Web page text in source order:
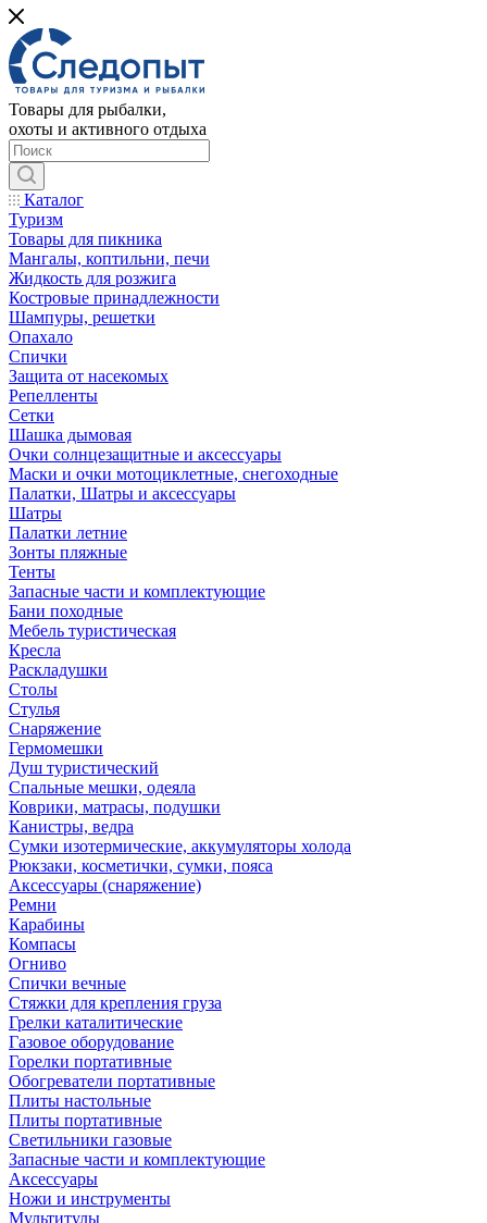
Товары для рыбалки,
охоты и активного отдыха
Каталог
Туризм
Товары для пикника
Мангалы, коптильни, печи
Жидкость для розжига
Костровые принадлежности
Шампуры, решетки
Опахало
Спички
Защита от насекомых
Репелленты
Сетки
Шашка дымовая
Очки солнцезащитные и аксессуары
Маски и очки мотоциклетные, снегоходные
Палатки, Шатры и аксессуары
Шатры
Палатки летние
Зонты пляжные
Тенты
Запасные части и комплектующие
Бани походные
Мебель туристическая
Кресла
Раскладушки
Столы
Стулья
Снаряжение
Гермомешки
Душ туристический
Спальные мешки, одеяла
Коврики, матрасы, подушки
Канистры, ведра
Сумки изотермические, аккумуляторы холода
Рюкзаки, косметички, сумки, пояса
Аксессуары (снаряжение)
Ремни
Карабины
Компасы
Огниво
Спички вечные
Стяжки для крепления груза
Грелки каталитические
Газовое оборудование
Горелки портативные
Обогреватели портативные
Плиты настольные
Плиты портативные
Светильники газовые
Запасные части и комплектующие
Аксессуары
Ножи и инструменты
Мультитулы